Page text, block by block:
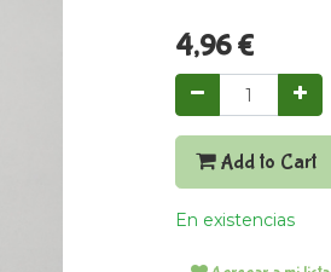
4,96€
Add to Cart
En existencias